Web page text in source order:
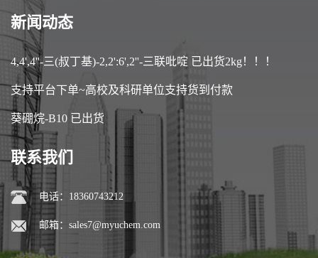
新闻动态
4,4',4''-三(叔丁基)-2,2':6',2''-三联吡啶 已出货2kg！！！
支持平台下单~高校及科研单位支持货到付款
葵硼烷-B10 已出货
联系我们
电话：18360743212
邮箱： sales7@myuchem.com